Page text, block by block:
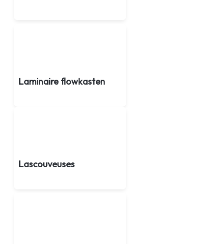
Laminaire flowkasten
Lascouveuses